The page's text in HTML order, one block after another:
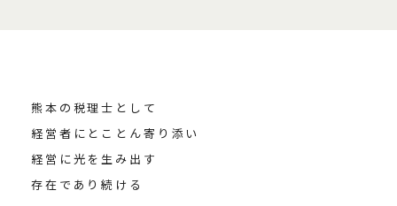
熊本の税理士として
経営者にとことん寄り添い
経営に光を生み出す
存在であり続ける